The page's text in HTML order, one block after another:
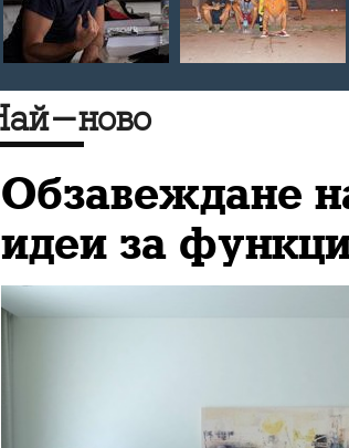
Най-ново
Обзавеждане
идеи за